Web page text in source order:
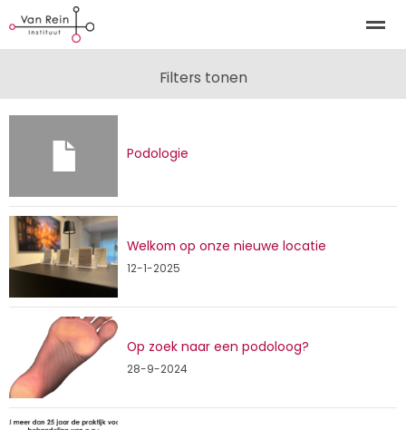
Kinderosteopathie Alkmaar | Kinderosteopathie
Zoeken
Filters tonen
Podologie
Welkom op onze nieuwe locatie
12-1-2025
Op zoek naar een podoloog?
28-9-2024